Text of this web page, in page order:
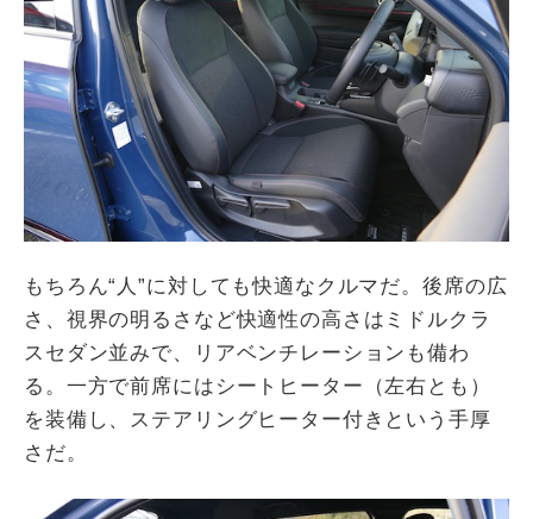
もちろん“人”に対しても快適なクルマだ。後席の広
さ、視界の明るさなど快適性の高さはミドルクラ
スセダン並みで、リアベンチレーションも備わ
る。一方で前席にはシートヒーター（左右とも）
を装備し、ステアリングヒーター付きという手厚
さだ。